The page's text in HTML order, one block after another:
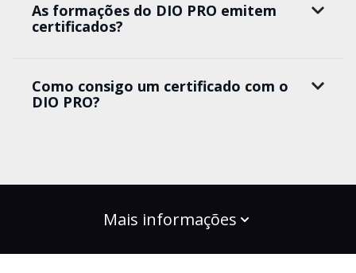
As formações do DIO PRO emitem
certificados?
Como consigo um certificado com o
DIO PRO?
Mais informações